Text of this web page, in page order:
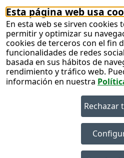
Esta página web usa
En esta web se sirven cookies
permitir y optimizar su
cookies de terceros con el fin
funcionalidades de redes
basada en sus hábitos de
rendimiento y tráfico web.
información en nuestra